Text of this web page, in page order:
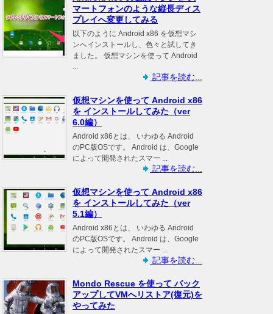
マートフォンのような縦長ディス
プレイへ変更してみる
以下のように Android x86 を仮想マシ
ンへインストールし、色々と試してき
ました。 仮想マシンを使って Android
...
記事を読む...
仮想マシンを使って Android x86
を インストールしてみた（ver
6.0編）
Android x86とは、 いわゆる Android
のPC版OSです。 Android は、Google
によって開発されたスマー ...
記事を読む...
仮想マシンを使って Android x86
を インストールしてみた（ver
5.1編）
Android x86とは、 いわゆる Android
のPC版OSです。 Android は、Google
によって開発されたスマー ...
記事を読む...
Mondo Rescue を使って バック
アップしてVMへリストア(復元)を
やってみた